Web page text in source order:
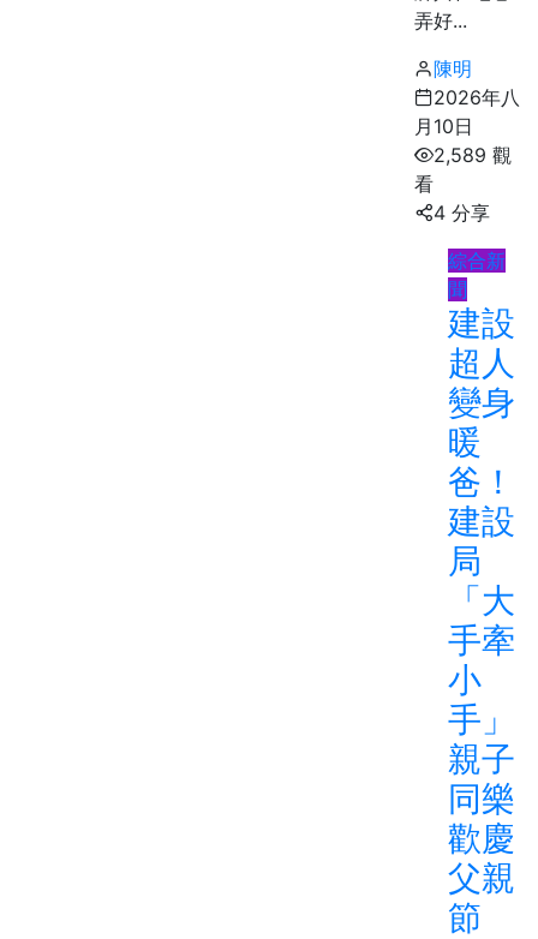
弄好...
陳明
2026年八
月10日
2,589 觀
看
4 分享
綜合新
聞
建設
超人
變身
暖
爸！
建設
局
「大
手牽
小
手」
親子
同樂
歡慶
父親
節